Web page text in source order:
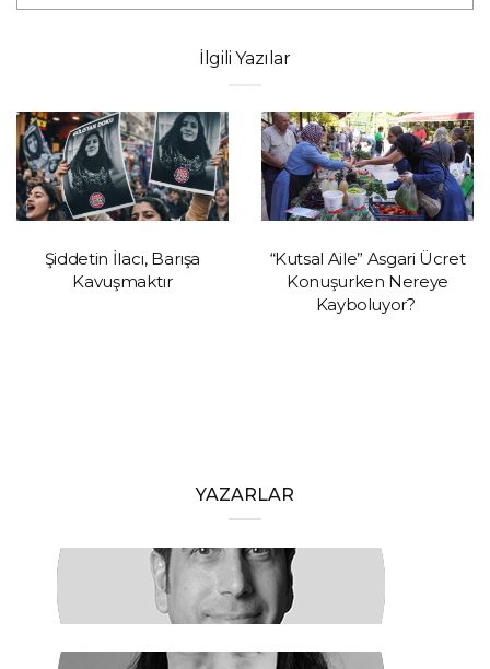
İlgili Yazılar
Şiddetin İlacı, Barışa
Kavuşmaktır
“Kutsal Aile” Asgari Ücret
Konuşurken Nereye
Kayboluyor?
YAZARLAR
HAKAN ÖZTÜRK
Barışa Başlamalıyız